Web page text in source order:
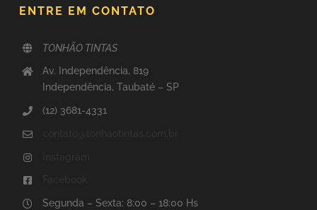
ENTRE EM CONTATO
TONHÃO TINTAS
Av. Independência, 819
Independência, Taubaté – SP
(12) 3681-4331
Segunda – Sexta: 8:00 – 18:00 Hs